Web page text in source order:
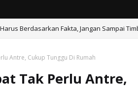
Berdasarkan Fakta, Jangan Sampai
Antre, Cukup Tunggu Di Rumah
Tak Perlu Antre,